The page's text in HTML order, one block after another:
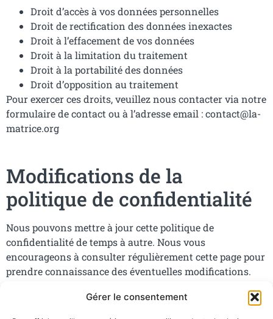
Gérer le consentement
Droit d’accès à vos données personnelles
Droit de rectification des données inexactes
Droit à l’effacement de vos données
Droit à la limitation du traitement
Droit à la portabilité des données
Droit d’opposition au traitement
Pour exercer ces droits, veuillez nous contacter via notre
formulaire de contact ou à l’adresse email : contact@la-
matrice.org
Modifications de la
politique de confidentialité
Nous pouvons mettre à jour cette politique de
confidentialité de temps à autre. Nous vous
encourageons à consulter régulièrement cette page pour
prendre connaissance des éventuelles modifications.